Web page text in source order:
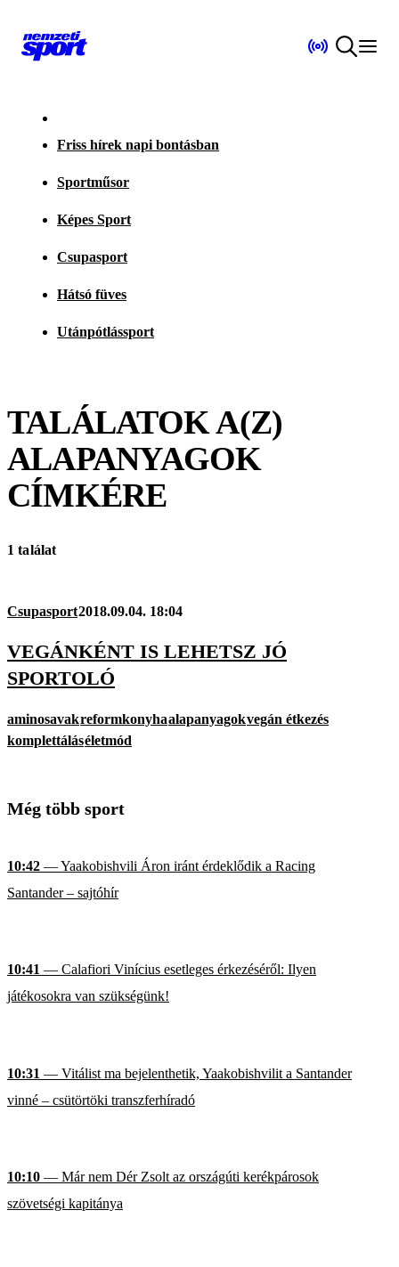
Friss hírek napi bontásban
Sportműsor
Képes Sport
Csupasport
Hátsó füves
Utánpótlássport
TALÁLATOK A(Z)
ALAPANYAGOK
CÍMKÉRE
1 találat
Csupasport2018.09.04. 18:04
VEGÁNKÉNT IS LEHETSZ JÓ
SPORTOLÓ
aminosavakreformkonyhaalapanyagokvegán étkezés
komplettáláséletmód
Még több sport
10:42 — Yaakobishvili Áron iránt érdeklődik a Racing
Santander – sajtóhír
10:41 — Calafiori Vinícius esetleges érkezéséről: Ilyen
játékosokra van szükségünk!
10:31 — Vitálist ma bejelenthetik, Yaakobishvilit a Santander
vinné – csütörtöki transzferhíradó
10:10 — Már nem Dér Zsolt az országúti kerékpárosok
szövetségi kapitánya